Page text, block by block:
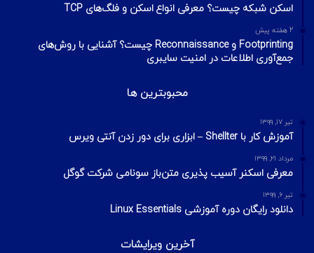
اسکن شبکه چیست؟ معرفی انواع اسکن و فلگ‌های TCP
2 هفته پیش
Footprinting و Reconnaissance چیست؟ آشنایی با روش‌های
جمع‌آوری اطلاعات در امنیت سایبری
محبوبترین ها
تیر ۱۷, ۱۳۹۹
آموزش کار با Shellter – ابزاری برای دور زدن آنتی ویرس
مرداد ۲۱, ۱۳۹۹
معرفی اسکنر آسیب پذیری متن‌باز سونامی شرکت گوگل
تیر ۶, ۱۳۹۹
دانلود رایگان دوره آموزشی Linux Essentials
آخرین ویرایشات